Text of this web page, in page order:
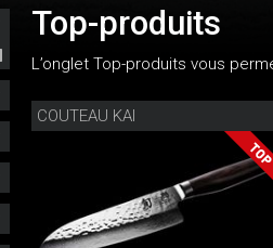
Top-produits
L’onglet Top-produits vous
COUTEAU KAI